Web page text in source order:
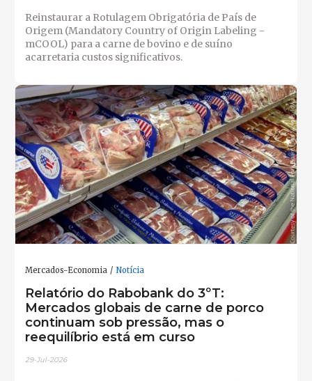
Reinstaurar a Rotulagem Obrigatória de País de
Origem (Mandatory Country of Origin Labeling -
mCOOL) para a carne de bovino e de suíno
acarretaria custos significativos.
Mercados-Economia Notícia
Relatório do Rabobank do 3ºT:
Mercados globais de carne de porco
continuam sob pressão, mas o
reequilíbrio está em curso
29-Jul-2026